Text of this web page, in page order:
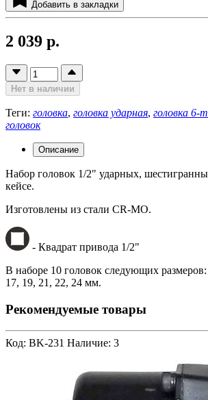
Добавить в закладки
2 039 р.
Нет в наличии
Теги: головка, головка ударная, головка 6-
головок
Описание
Набор головок 1/2" ударных,
кейсе.
Изготовлены из стали CR-MO.
- Квадрат привода 1/2"
В наборе 10 головок следующих
17, 19, 21, 22, 24 мм.
Рекомендуемые товары
Код: BK-231 Наличие: 3